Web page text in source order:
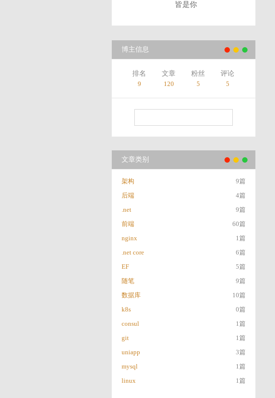
皆是你
博主信息
排名
9
文章
120
粉丝
5
评论
5
文章类别
架构
9篇
后端
4篇
.net
9篇
前端
60篇
nginx
1篇
.net core
6篇
EF
5篇
随笔
9篇
数据库
10篇
k8s
0篇
consul
1篇
git
1篇
uniapp
3篇
mysql
1篇
linux
1篇